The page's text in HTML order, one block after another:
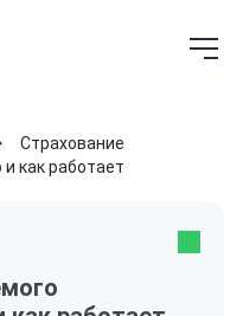
Страхование
как работает